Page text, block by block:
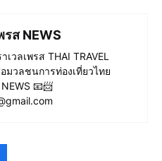
รส NEWS
วลเพรส THAI TRAVEL
มวลชนการท่องเที่ยวไทย
📧📨